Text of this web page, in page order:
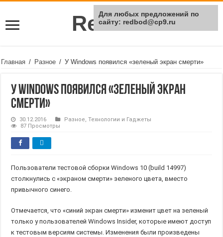
Rei Red
Главная / Разное / У Windows появился «зеленый экран смерти»
У Windows появился «зеленый экран
смерти»
30.12.2016 Разное,Технологии и Гаджеты
87 Просмотры
Пользователи тестовой сборки Windows 10 (build 14997)
столкнулись с «экраном смерти» зеленого цвета, вместо
привычного синего.
Отмечается, что «синий экран смерти» изменит цвет на зеленый
только у пользователей Windows Insider, которые имеют доступ
к тестовым версиям системы. Изменения были произведены
Для любых предложений по
сайту: redbod@cp9.ru